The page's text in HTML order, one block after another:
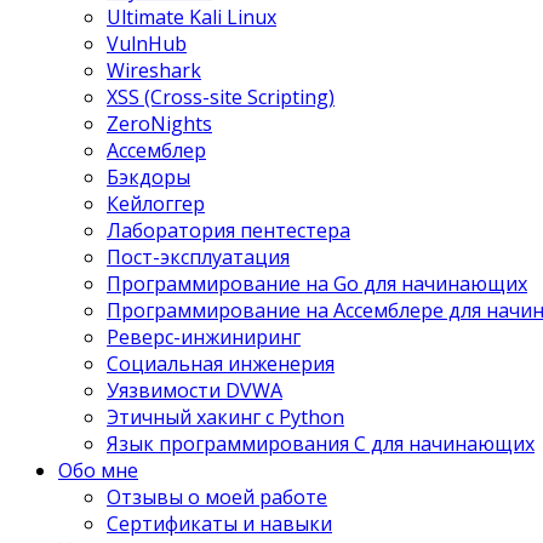
Ultimate Kali Linux
VulnHub
Wireshark
XSS (Cross-site Scripting)
ZeroNights
Ассемблер
Бэкдоры
Кейлоггер
Лаборатория пентестера
Пост-эксплуатация
Программирование на Go для начинающих
Программирование на Ассемблере для
Реверс-инжиниринг
Социальная инженерия
Уязвимости DVWA
Этичный хакинг с Python
Язык программирования С для начинающих
Обо мне
Отзывы о моей работе
Сертификаты и навыки